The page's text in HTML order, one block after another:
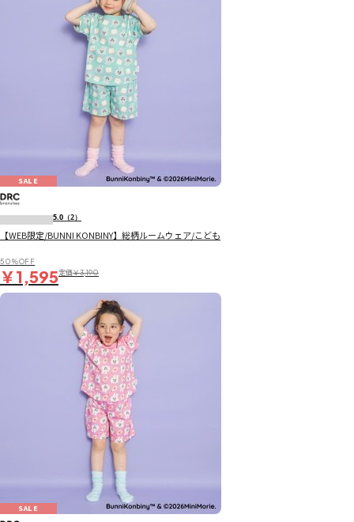
SALE
5.0 （2）
【WEB限定/BUNNI KONBINY】総柄ルームウェア/こども
50％OFF
￥1,595定価￥3,190
SALE